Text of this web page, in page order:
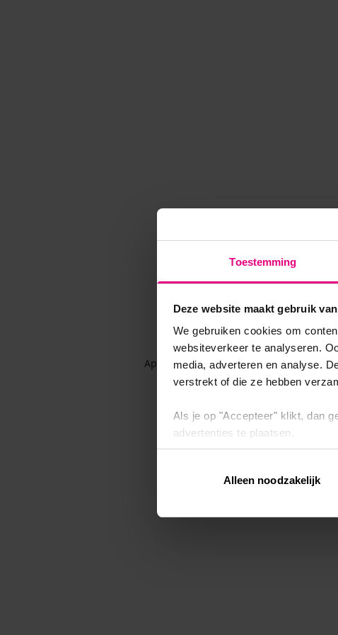
Toestemming
Deze website maakt gebruik
We gebruiken cookies om
websiteverkeer te analyseren.
media, adverteren en analyse.
verstrekt of die ze hebben
Als je op "Accepteer" klikt, dan
advertenties te plaatsen.
Via "Cookie instellingen" kun je
intrekken op onscookiebeleid.
Alleen noodzakelijk
Application error: a client-side